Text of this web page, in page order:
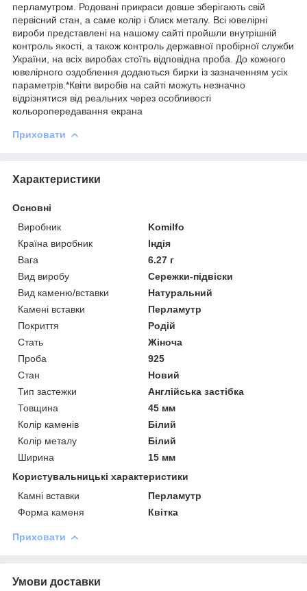
перламутром. Родовані прикраси довше зберігають свій
первісний стан, а саме колір і блиск металу. Всі ювелірні
вироби представлені на нашому сайті пройшли внутрішній
контроль якості, а також контроль державної пробірної служби
України, на всіх виробах стоїть відповідна проба. До кожного
ювелірного оздоблення додаються бирки із зазначенням усіх
параметрів.*Квіти виробів на сайті можуть незначно
відрізнятися від реальних через особливості
кольоропередавання екрана
Приховати
Характеристики
Основні
Виробник
Komilfo
Країна виробник
Індія
Вага
6.27 г
Вид виробу
Сережки-підвіски
Вид каменю/вставки
Натуральний
Камені вставки
Перламутр
Покриття
Родій
Стать
Жіноча
Проба
925
Стан
Новий
Тип застежки
Англійська застібка
Товщина
45 мм
Колір каменів
Білий
Колір металу
Білий
Ширина
15 мм
Користувальницькі характеристики
Камні вставки
Перламутр
Форма каменя
Квітка
Приховати
Умови доставки